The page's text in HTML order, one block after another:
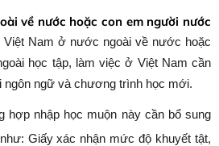
về nước hoặc con em người nước
Việt Nam ở nước ngoài về nước hoặc
học tập, làm việc ở Việt Nam cần
ngôn ngữ và chương trình học mới.
hợp nhập học muộn này cần bổ sung
Giấy xác nhận mức độ khuyết tật,